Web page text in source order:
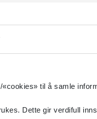
til å samle
Dette gir verdifull